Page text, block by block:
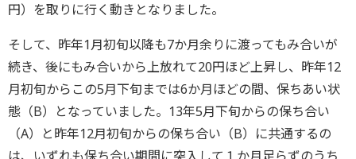
円）を取りに行く動きとなりました。
そして、昨年1月初旬以降も7か月余りに渡ってもみ合いが
続き、後にもみ合いから上放れて20円ほど上昇し、昨年12
月初旬からこの5月下旬までは6か月ほどの間、保ちあい状
態（B）となっていました。13年5月下旬からの保ち合い
（A）と昨年12月初旬からの保ち合い（B）に共通するの